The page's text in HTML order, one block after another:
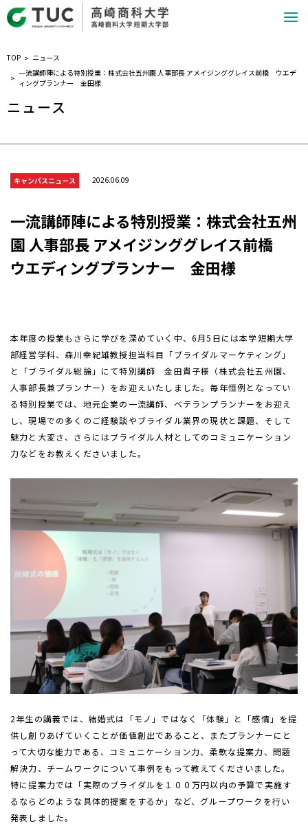
TOP
ニュース
一流講師陣による特別授業：株式会社五州園 人事部長 アメイジンググレイス前橋 ウエデ
ィングプランナー 金田様
ニュース
キャンパスニュース 2026.06.09
一流講師陣による特別授業：株式会社五州
園 人事部長 アメイジンググレイス前橋
ウエディングプランナー 金田様
本年度の授業もさらに学びを深めていく中、 6月5 日には本学短期大学
部経営学科、森川幸紀雄教授担当科目「ブライダルマーケティング」
と「ブライダル総論」にて特別講師 金田貴子様（株式会社五州園、
人事部長兼プランナー）をお迎えいたしました。毎年恒例となってい
る特別授業では、地元企業の一流講師、ベテランプランナーをお迎え
し、現場での多くのご経験談やブライダル業界の現状と課題、そして
魅力と大変さ、さらにはブライダル人材としてのコミュニケーション
力などをお教えくださいました。
2年生の講義では、結婚式は「モノ」ではなく「体験」と「感情」を提
供し創りあげていくことが価値創出であること、またプランナーにと
って大切な能力である、コミュニケーション力、柔軟な提案力、問題
解決力、チームワークについて事例をもって教えてくださいました。
特に提案力では「実際のブライダルを１００万円以内の予算で実施す
るならどのような具体的提案をするか」など、グループワークを行い
発表しました。